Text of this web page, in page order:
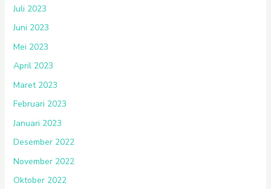
Juli 2023
Juni 2023
Mei 2023
April 2023
Maret 2023
Februari 2023
Januari 2023
Desember 2022
November 2022
Oktober 2022